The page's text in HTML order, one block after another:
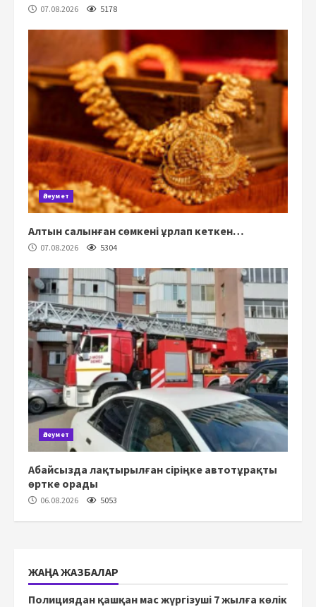
07.08.2026 5178
Әлеумет
Алтын салынған сөмкені ұрлап кеткен…
07.08.2026 5304
Әлеумет
Абайсызда лақтырылған сіріңке автотұрақты
өртке орады
06.08.2026 5053
ЖАҢА ЖАЗБАЛАР
Полициядан қашқан мас жүргізуші 7 жылға көлік